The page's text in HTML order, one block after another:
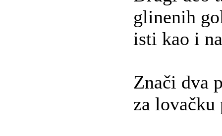
glinenih
isti kao i
Znači dva
za lovačku